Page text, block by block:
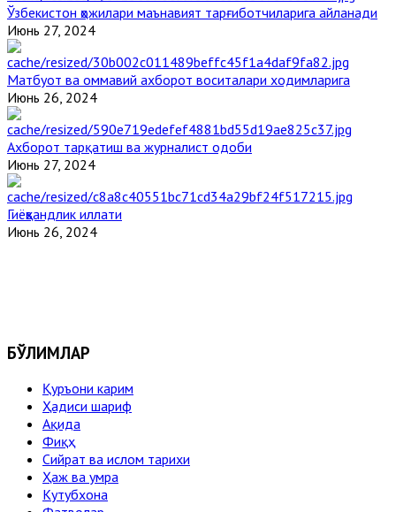
Ўзбекистон ҳожилари маънавият тарғиботчиларига айланади
Июнь 27, 2024
Матбуот ва оммавий ахборот воситалари ходимларига
Июнь 26, 2024
Ахборот тарқатиш ва журналист одоби
Июнь 27, 2024
Гиёҳвандлик иллати
Июнь 26, 2024
БЎЛИМЛАР
Қуръони карим
Ҳадиси шариф
Ақида
Фиқҳ
Сийрат ва ислом тарихи
Ҳаж ва умра
Кутубхона